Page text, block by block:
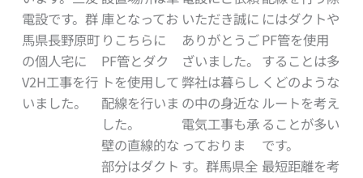
電設です。群
馬県長野原町
の個人宅に
V2H工事を行
いました。
庫となってお
りこちらに
PF管とダク
トを使用して
配線を行いま
した。
壁の直線的な
部分はダクト
いただき誠に
ありがとうご
ざいました。
弊社は暮らし
の中の身近な
電気工事も承
っておりま
す。群馬県全
にはダクトや
PF管を使用
することは多
くどのような
ルートを考え
ることが多い
です。
最短距離を考